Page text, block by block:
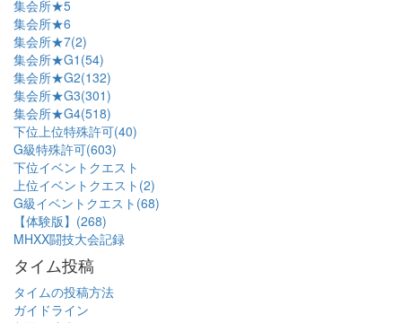
集会所★5
集会所★6
集会所★7(2)
集会所★G1(54)
集会所★G2(132)
集会所★G3(301)
集会所★G4(518)
下位上位特殊許可(40)
G級特殊許可(603)
下位イベントクエスト
上位イベントクエスト(2)
G級イベントクエスト(68)
【体験版】(268)
MHXX闘技大会記録
タイム投稿
タイムの投稿方法
ガイドライン